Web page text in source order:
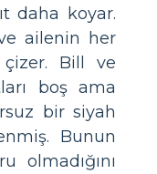
daha koyar.
ve ailenin her
Bill ve
boş ama
bir siyah
Bunun
olmadığını